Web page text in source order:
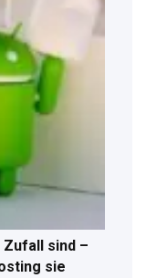
sind –
sie